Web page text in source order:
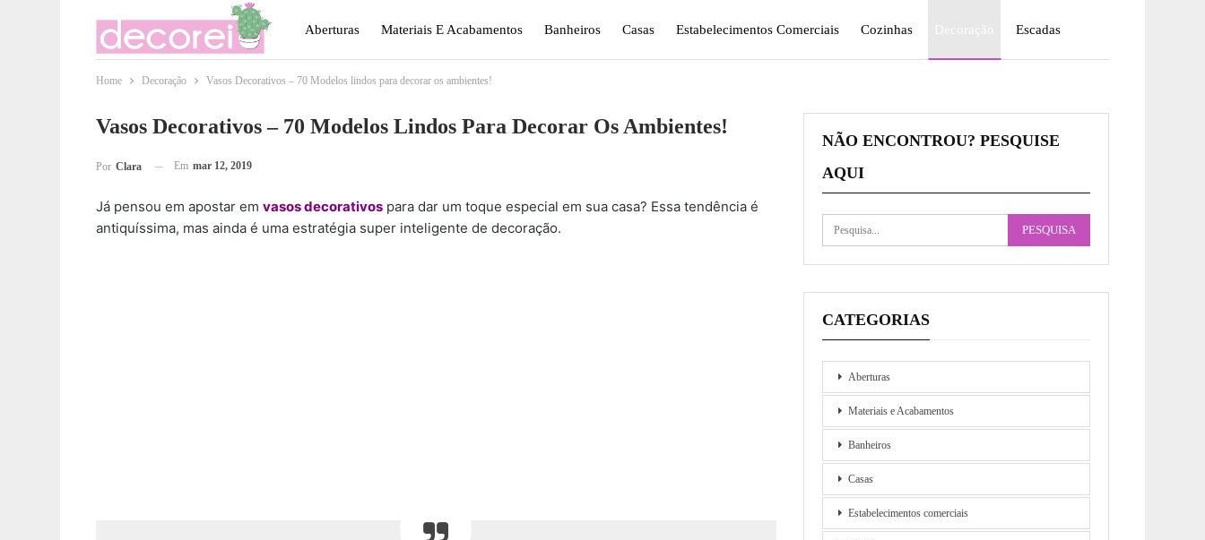
Aberturas Materiais E Acabamentos Banheiros Casas Estabelecimentos Comerciais Cozinhas Escadas
Móveis Paisagismo E Jardinagem
Home Decoração Vasos Decorativos – 70 Modelos lindos para decorar os ambientes!
Vasos Decorativos – 70 Modelos Lindos Para Decorar Os Ambientes!
Por Clara Em mar 12, 2019
Já pensou em apostar em vasos decorativos para dar um toque especial em sua casa? Essa tendência é
antiquíssima, mas ainda é uma estratégia super inteligente de decoração.
NÃO ENCONTROU? PESQUISE
AQUI
CATEGORIAS
Aberturas
Materiais e Acabamentos
Banheiros
Casas
Estabelecimentos comerciais